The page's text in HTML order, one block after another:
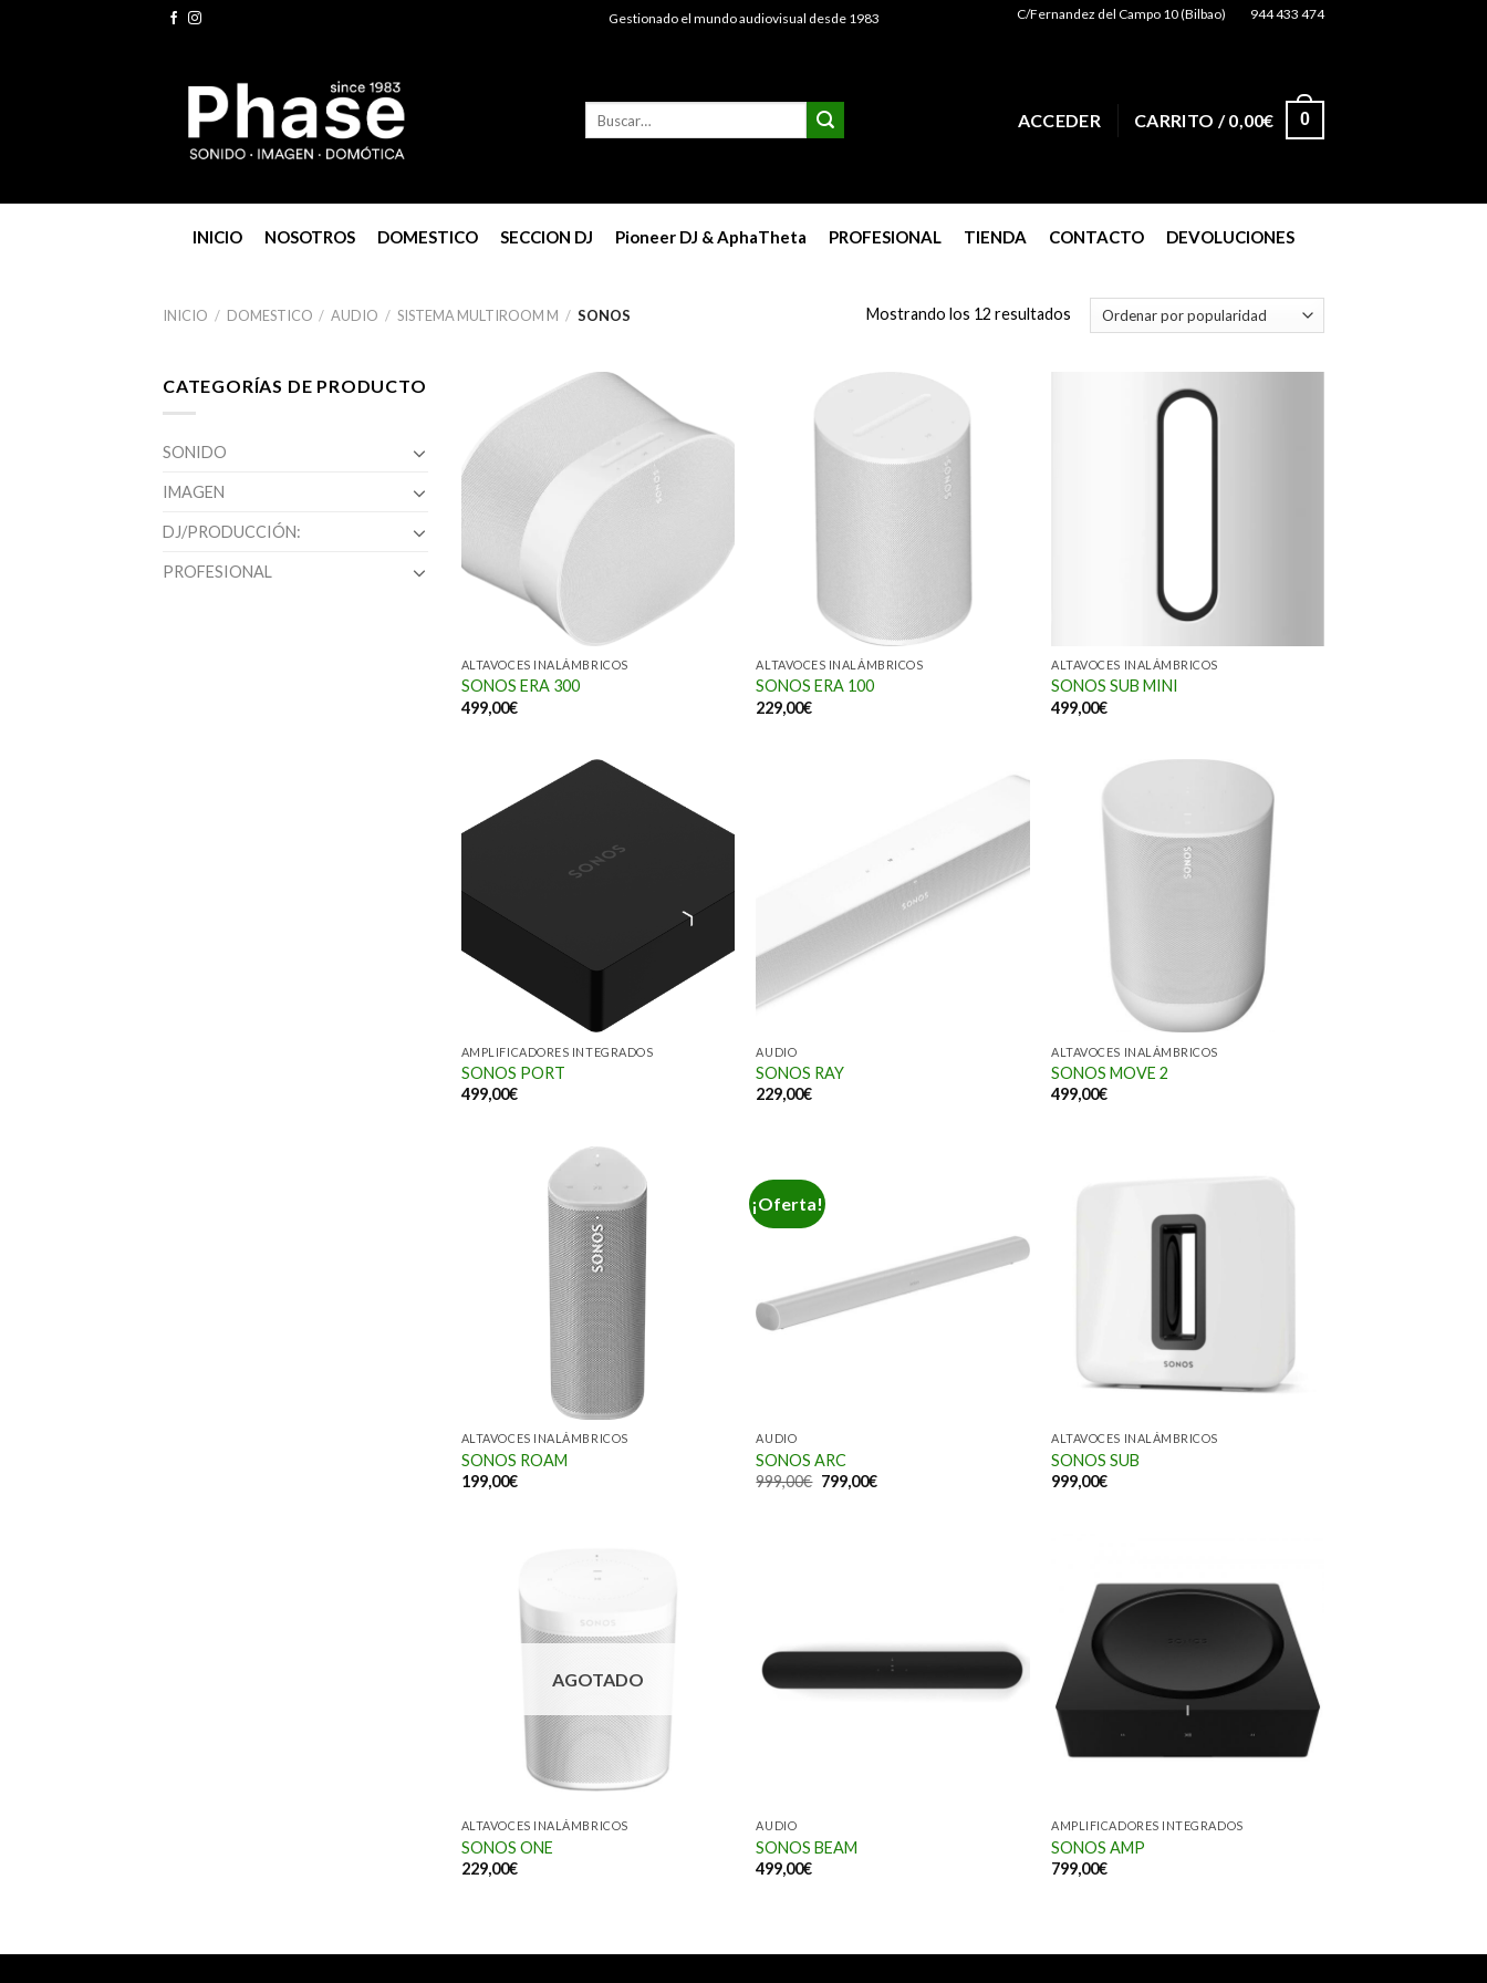
Gestionado el mundo audiovisual desde 1983 C/Fernandez del Campo 10 (Bilbao) 944 433 474
ACCEDER CARRITO /0,00€ 0
INICIO NOSOTROS DOMESTICO SECCION DJ Pioneer DJ & AphaTheta PROFESIONAL TIENDA CONTACTO DEVOLUCIONES
INICIO / DOMESTICO / AUDIO / SISTEMA MULTIROOM M / SONOS Mostrando los 12 resultados
CATEGORÍAS DE PRODUCTO
SONIDO
IMAGEN
DJ/PRODUCCIÓN:
PROFESIONAL
ALTAVOCES INALÁMBRICOS
SONOS ERA 300
499,00€
ALTAVOCES INALÁMBRICOS
SONOS ERA 100
229,00€
ALTAVOCES INALÁMBRICOS
SONOS SUB MINI
499,00€
AMPLIFICADORES INTEGRADOS
SONOS PORT
499,00€
AUDIO
SONOS RAY
229,00€
ALTAVOCES INALÁMBRICOS
SONOS MOVE 2
499,00€
ALTAVOCES INALÁMBRICOS
SONOS ROAM
199,00€
¡Oferta!
AUDIO
SONOS ARC
999,00€ 799,00€
ALTAVOCES INALÁMBRICOS
SONOS SUB
999,00€
AGOTADO
ALTAVOCES INALÁMBRICOS
SONOS ONE
229,00€
AUDIO
SONOS BEAM
499,00€
AMPLIFICADORES INTEGRADOS
SONOS AMP
799,00€